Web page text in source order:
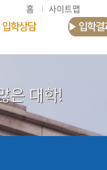
홈 사이트맵
입학상담 ▶ 입학결
은 대학!